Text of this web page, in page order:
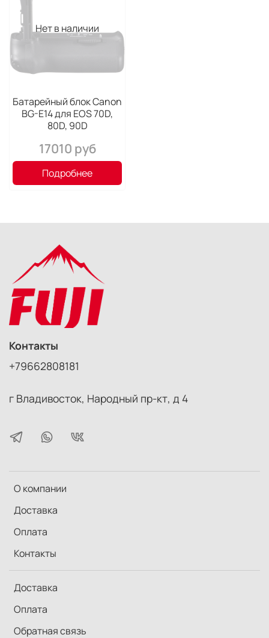
Нет в наличии
Батарейный блок Canon
BG-E14 для EOS 70D,
80D, 90D
17010 руб
Подробнее
О компании
Доставка
Оплата
Контакты
Доставка
Оплата
Обратная связь
Контакты
+79662808181
г Владивосток, Народный пр-кт, д 4